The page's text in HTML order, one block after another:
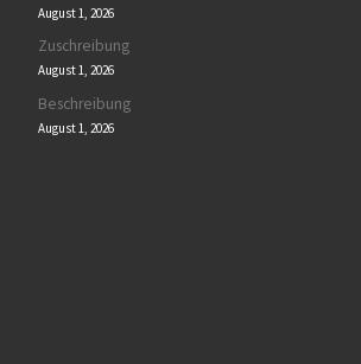
August 1, 2026
Zuschreibung
August 1, 2026
Beschreibung
August 1, 2026